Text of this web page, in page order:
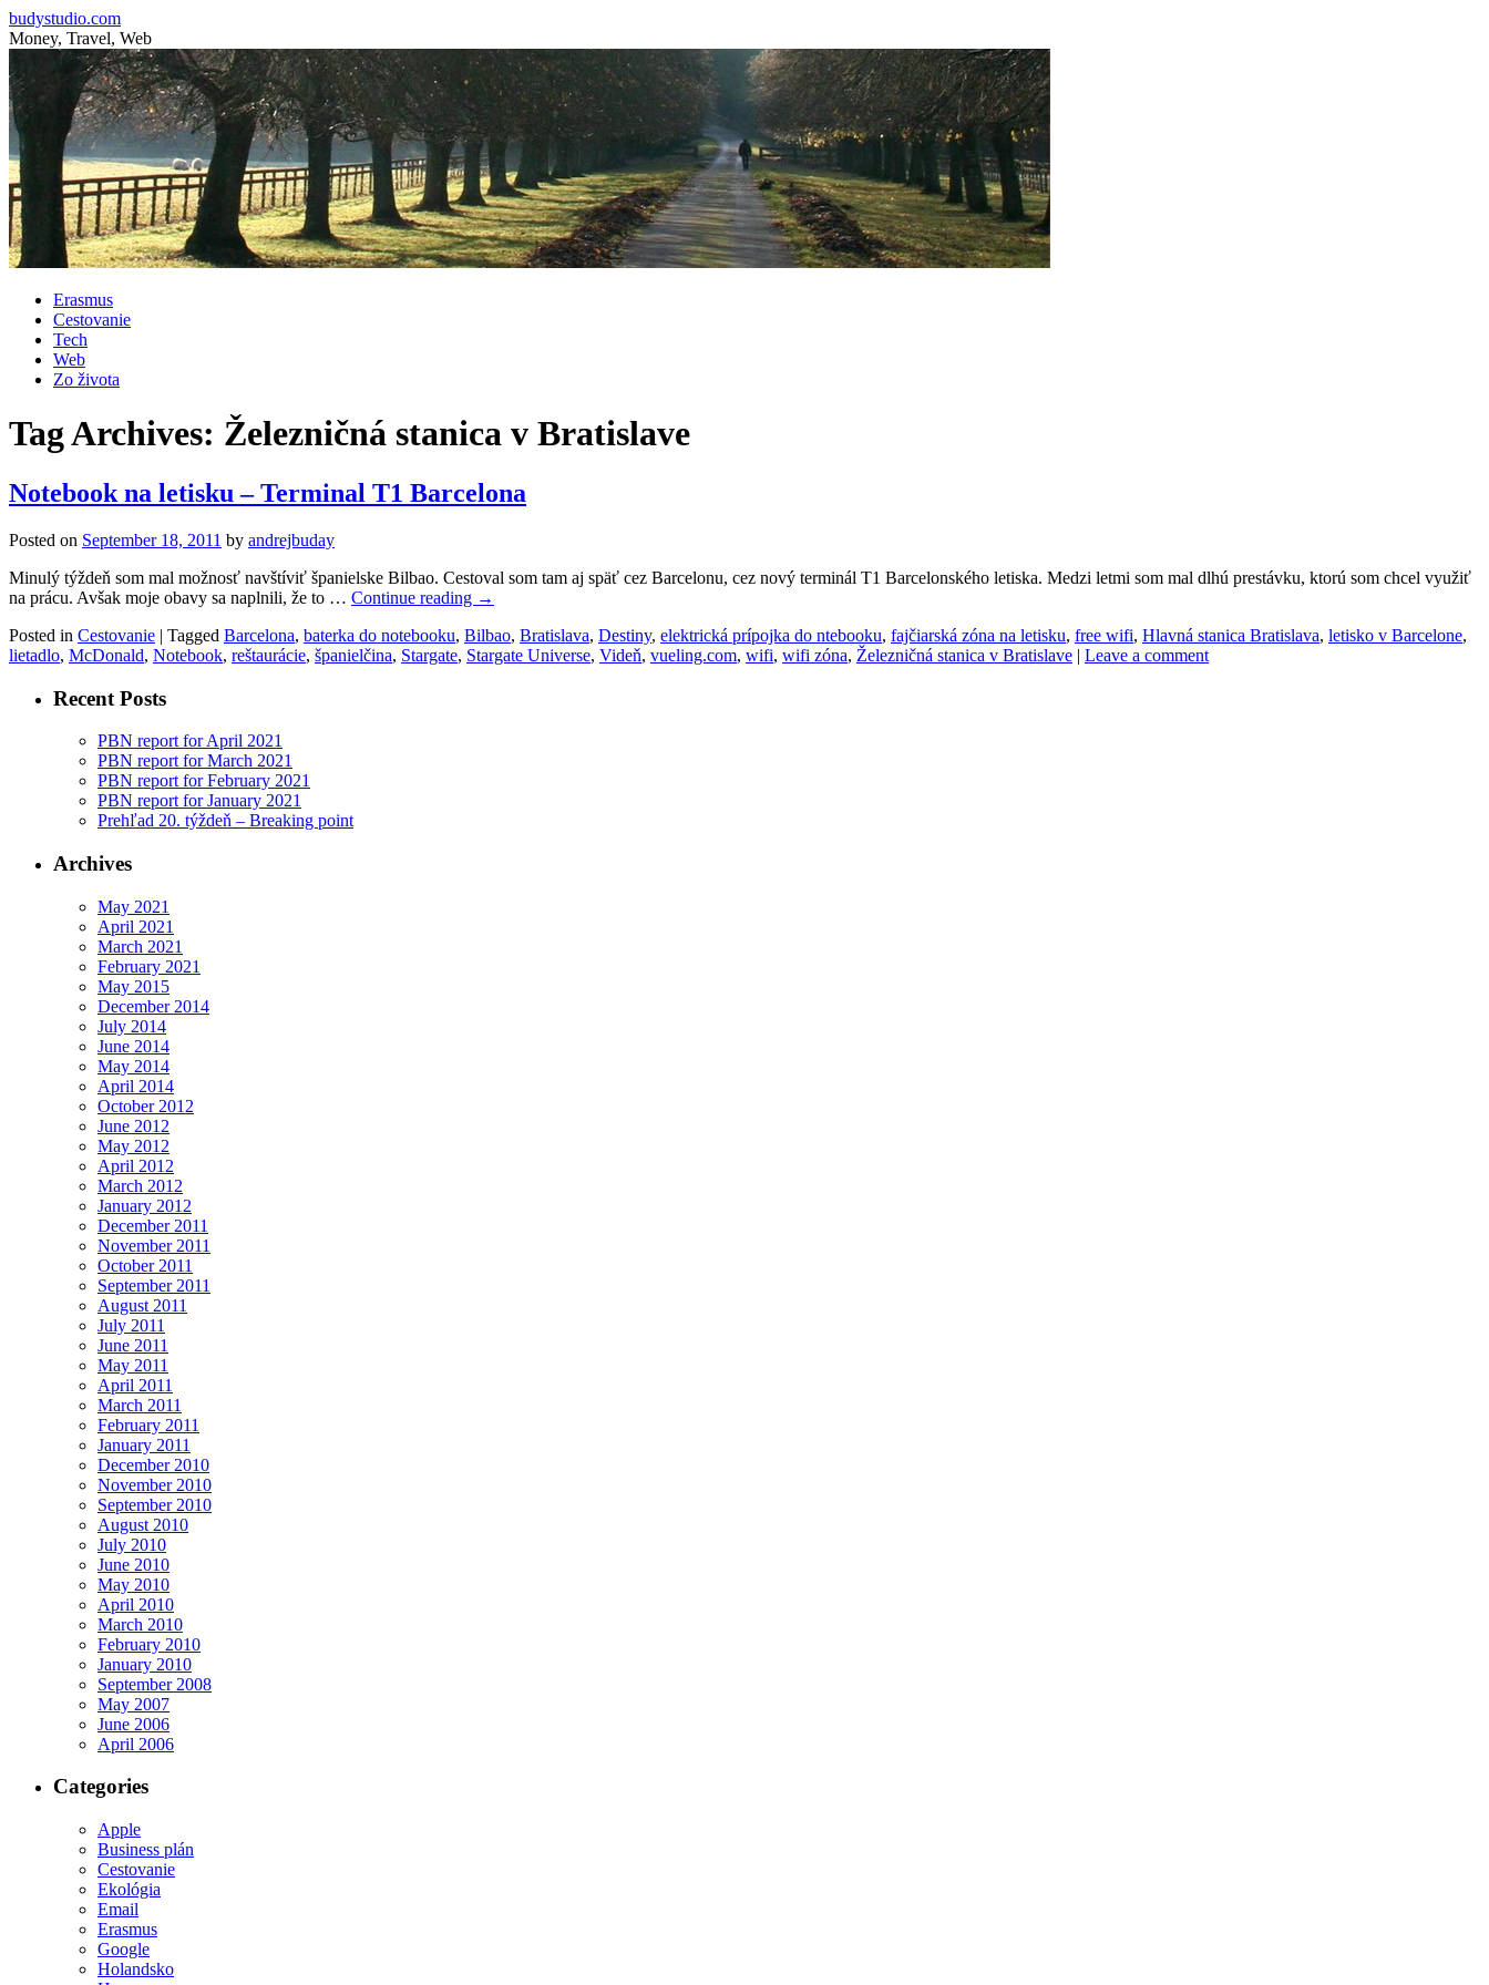
budystudio.com
Money, Travel, Web
Skip
content
Erasmus
Cestovanie
Tech
Web
Zo života
Tag Archives: Železničná stanica v Bratislave
Notebook na letisku – Terminal T1 Barcelona
Posted on September 18, 2011 by andrejbuday
Minulý týždeň som mal možnosť navštíviť španielske Bilbao. Cestoval som tam aj späť cez Barcelonu, cez nový terminál T1 Barcelonského letiska. Medzi letmi som mal dlhú prestávku, ktorú som chcel využiť
na prácu. Avšak moje obavy sa naplnili, že to … Continue reading →
Posted in Cestovanie | Tagged Barcelona, baterka do notebooku, Bilbao, Bratislava, Destiny, elektrická prípojka do ntebooku, fajčiarská zóna na letisku, free wifi, Hlavná stanica Bratislava, letisko v Barcelone,
lietadlo, McDonald, Notebook, reštaurácie, španielčina, Stargate, Stargate Universe, Videň, vueling.com, wifi, wifi zóna, Železničná stanica v Bratislave | Leave a comment
Recent Posts
PBN report for April 2021
PBN report for March 2021
PBN report for February 2021
PBN report for January 2021
Prehľad 20. týždeň – Breaking point
Archives
May 2021
April 2021
March 2021
February 2021
May 2015
December 2014
July 2014
June 2014
May 2014
April 2014
October 2012
June 2012
May 2012
April 2012
March 2012
January 2012
December 2011
November 2011
October 2011
September 2011
August 2011
July 2011
June 2011
May 2011
April 2011
March 2011
February 2011
January 2011
December 2010
November 2010
September 2010
August 2010
July 2010
June 2010
May 2010
April 2010
March 2010
February 2010
January 2010
September 2008
May 2007
June 2006
April 2006
Categories
Apple
Business plán
Cestovanie
Ekológia
Email
Erasmus
Google
Holandsko